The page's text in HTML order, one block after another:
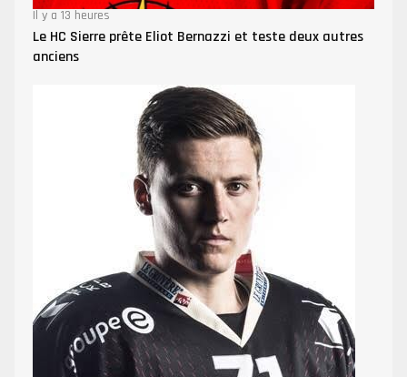
Il y a 13 heures
Le HC Sierre prête Eliot Bernazzi et teste deux autres
anciens